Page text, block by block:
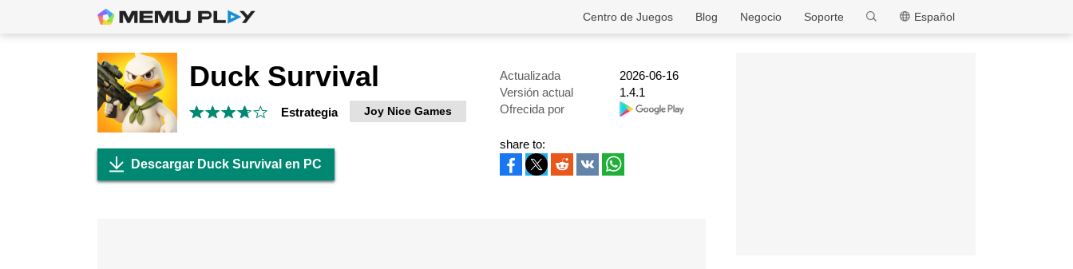
MEmu
Español
Soporte
Negocio
Blog
Centro de Juegos
Duck Survival
Estrategia Joy Nice Games
Actualizada
2026-06-16
Versión actual
1.4.1
Ofrecida por
Descargar Duck Survival en PC
share to: